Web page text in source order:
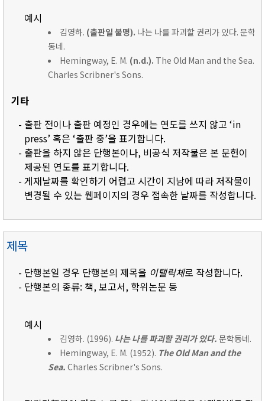
예시
김영하. (출판일 불명). 나는 나를 파괴할 권리가 있다. 문학
동네.
Hemingway, E. M. (n.d.). The Old Man and the Sea.
Charles Scribner's Sons.
기타
- 출판 전이나 출판 예정인 경우에는 연도를 쓰지 않고 ‘in
press’ 혹은 ‘출판 중’을 표기합니다.
- 출판을 하지 않은 단행본이나, 비공식 저작물은 본 문헌이
제공된 연도를 표기합니다.
- 게재날짜를 확인하기 어렵고 시간이 지남에 따라 저작물이
변경될 수 있는 웹페이지의 경우 접속한 날짜를 작성합니다.
제목
- 단행본일 경우 단행본의 제목을 이탤릭체로 작성합니다.
- 단행본의 종류: 책, 보고서, 학위논문 등
예시
김영하. (1996). 나는 나를 파괴할 권리가 있다. 문학동네.
Hemingway, E. M. (1952). The Old Man and the
Sea. Charles Scribner's Sons.